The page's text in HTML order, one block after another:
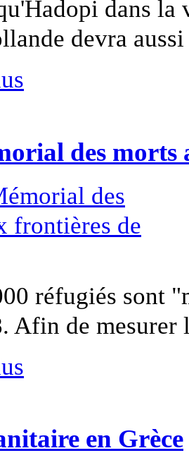
dans la
devra
des morts
réfugiés sont
Afin de
en Grèce